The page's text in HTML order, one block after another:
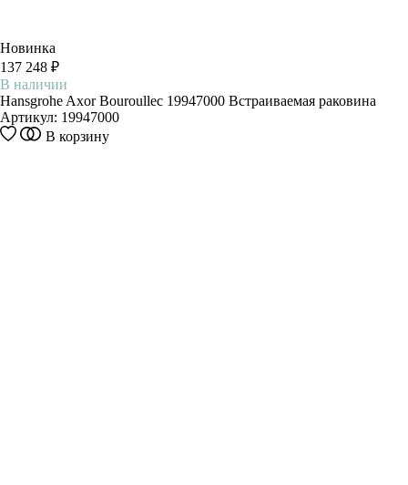
Новинка
137 248 ₽
В наличии
Hansgrohe Axor Bouroullec 19947000 Встраиваемая раковина
Артикул: 19947000
В корзину